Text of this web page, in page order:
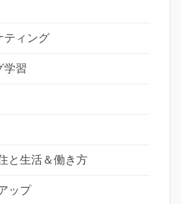
ティング
学習
と生活＆働き方
ップ